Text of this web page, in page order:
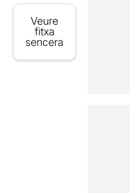
Veure
fitxa
sencera